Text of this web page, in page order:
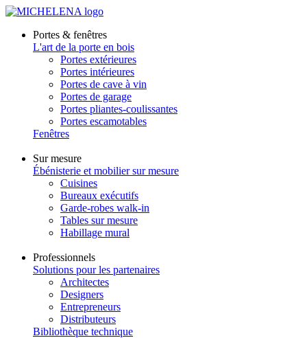
Portes & fenêtres
L'art de la porte en bois
Portes extérieures
Portes intérieures
Portes de cave à vin
Portes de garage
Portes pliantes-coulissantes
Portes escamotables
Fenêtres
Sur mesure
Ébénisterie et mobilier sur mesure
Cuisines
Bureaux exécutifs
Garde-robes walk-in
Tables sur mesure
Habillage mural
Professionnels
Solutions pour les partenaires
Architectes
Designers
Entrepreneurs
Distributeurs
Bibliothèque technique